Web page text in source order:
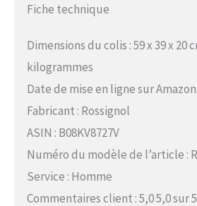
Fiche technique
Dimensions du colis : 59 x 39 x 20
kilogrammes
Date de mise en ligne sur
Fabricant : Rossignol
ASIN : B08KV8727V
Numéro du modèle de l’article :
Service : Homme
Commentaires client : 5,0 5,0 sur